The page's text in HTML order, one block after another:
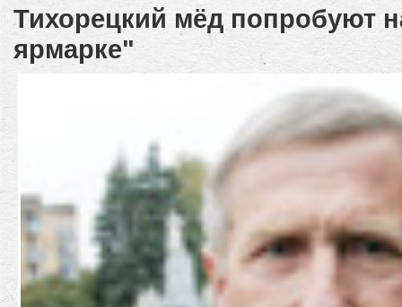
Тихорецкий мёд попробуют
ярмарке"